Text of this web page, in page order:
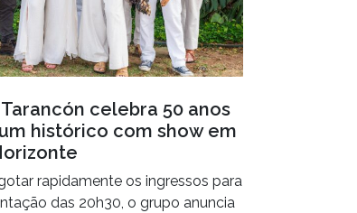
celebra 50 anos
histórico com show em
rapidamente os ingressos para
das 20h30, o grupo anuncia